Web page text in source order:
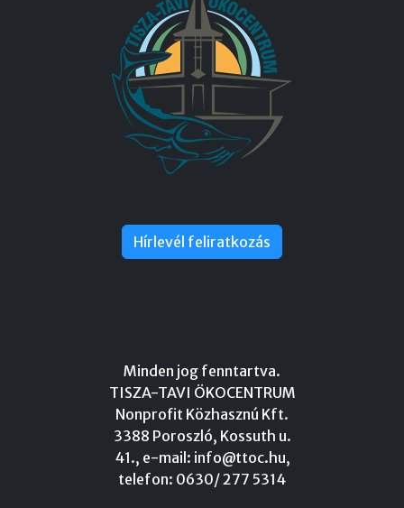
Hírlevél feliratkozás
Minden jog fenntartva.
TISZA-TAVI ÖKOCENTRUM
Nonprofit Közhasznú Kft.
3388 Poroszló, Kossuth u.
41., e-mail: info@ttoc.hu,
telefon: 0630/ 277 5314